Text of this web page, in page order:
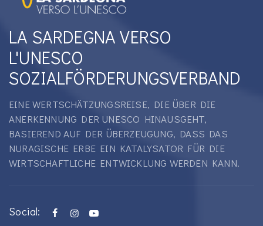
LA SARDEGNA VERSO
L'UNESCO
SOZIALFÖRDERUNGSVERBAND
EINE WERTSCHÄTZUNGSREISE, DIE ÜBER DIE
ANERKENNUNG DER UNESCO HINAUSGEHT,
BASIEREND AUF DER ÜBERZEUGUNG, DASS DAS
NURAGISCHE ERBE EIN KATALYSATOR FÜR DIE
WIRTSCHAFTLICHE ENTWICKLUNG WERDEN KANN.
Social: